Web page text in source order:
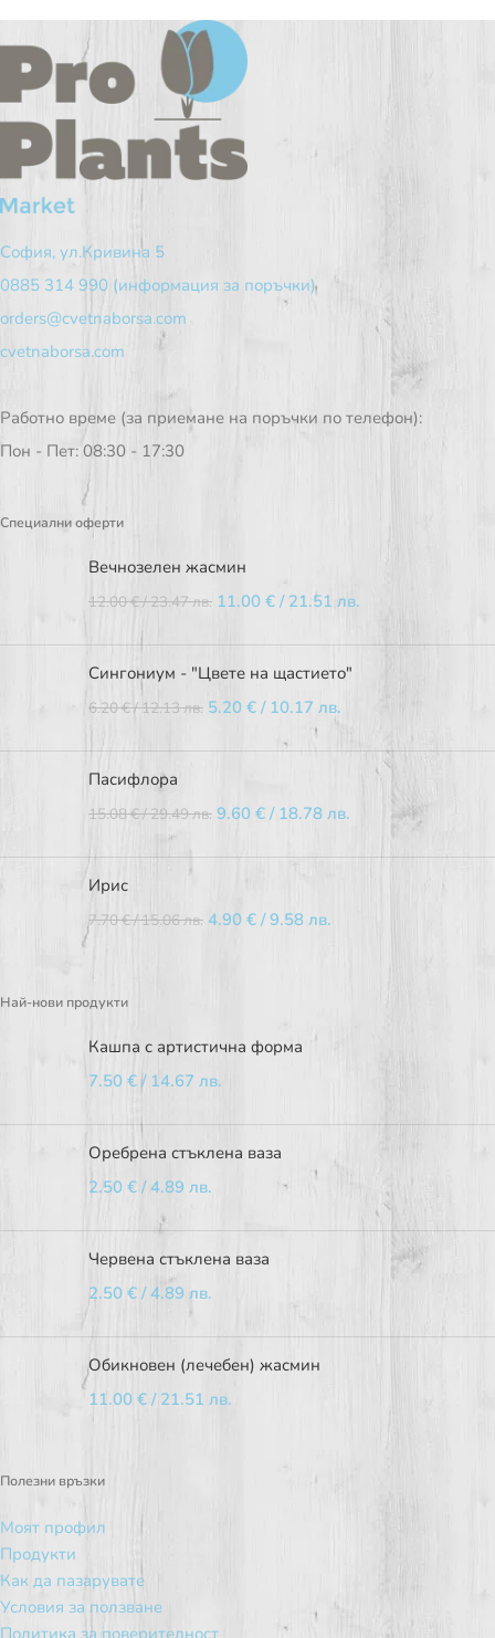
София, ул.Кривина 5
0885 314 990 (информация за поръчки)
orders@cvetnaborsa.com
cvetnaborsa.com
Работно време (за приемане на поръчки по телефон):
Пон - Пет: 08:30 - 17:30
Специални оферти
Вечнозелен жасмин
12.00€/ 23.47 лв. 11.00 € / 21.51 лв.
Сингониум - "Цвете на щастието"
6.20€/ 12.13 лв. 5.20 € / 10.17 лв.
Пасифлора
15.08€/ 29.49 лв. 9.60 € / 18.78 лв.
Ирис
7.70€/ 15.06 лв. 4.90 € / 9.58 лв.
Най-нови продукти
Кашпа с артистична форма
7.50 € / 14.67 лв.
Оребрена стъклена ваза
2.50 € / 4.89 лв.
Червена стъклена ваза
2.50 € / 4.89 лв.
Обикновен (лечебен) жасмин
11.00 € / 21.51 лв.
Полезни връзки
Моят профил
Продукти
Как да пазарувате
Условия за ползване